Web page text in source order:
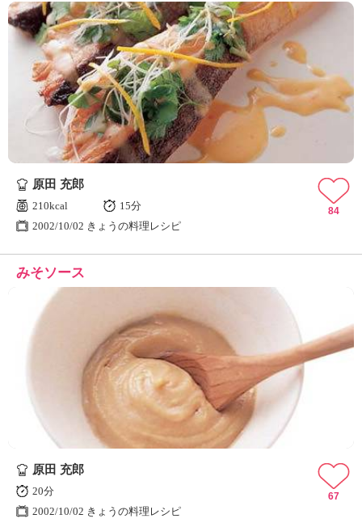
原田 充郎
210kcal
15分
2002/10/02 きょうの料理レシピ
84
みそソース
原田 充郎
20分
2002/10/02 きょうの料理レシピ
67